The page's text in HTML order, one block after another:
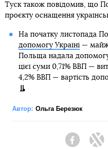
Туск також повідомив, що
проєкту оснащення
На початку листопада
допомогу Україні —
Польща надала допомогу
цієї суми 0,71% ВВП —
4,2% ВВП — вартість
Автор: Ольга Березюк
Facebook